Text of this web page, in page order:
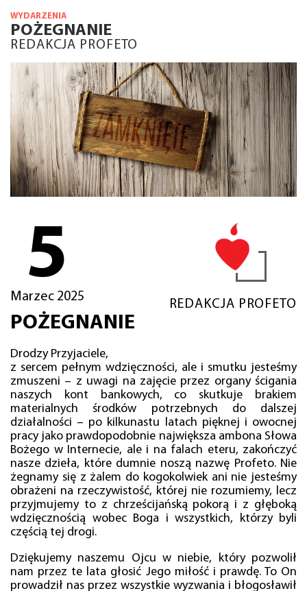
WYDARZENIA
POŻEGNANIE
REDAKCJA PROFETO
5
Marzec 2025
REDAKCJA PROFETO
POŻEGNANIE
Drodzy Przyjaciele,
z sercem pełnym wdzięczności, ale i smutku jesteśmy
zmuszeni – z uwagi na zajęcie przez organy ścigania
naszych kont bankowych, co skutkuje brakiem
materialnych środków potrzebnych do dalszej
działalności – po kilkunastu latach pięknej i owocnej
pracy jako prawdopodobnie największa ambona Słowa
Bożego w Internecie, ale i na falach eteru, zakończyć
nasze dzieła, które dumnie noszą nazwę Profeto. Nie
żegnamy się z żalem do kogokolwiek ani nie jesteśmy
obrażeni na rzeczywistość, której nie rozumiemy, lecz
przyjmujemy to z chrześcijańską pokorą i z głęboką
wdzięcznością wobec Boga i wszystkich, którzy byli
częścią tej drogi.
Dziękujemy naszemu Ojcu w niebie, który pozwolił
nam przez te lata głosić Jego miłość i prawdę. To On
prowadził nas przez wszystkie wyzwania i błogosławił